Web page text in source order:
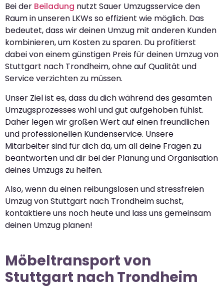
Bei der Beiladung nutzt Sauer Umzugsservice den
Raum in unseren LKWs so effizient wie möglich. Das
bedeutet, dass wir deinen Umzug mit anderen Kunden
kombinieren, um Kosten zu sparen. Du profitierst
dabei von einem günstigen Preis für deinen Umzug von
Stuttgart nach Trondheim, ohne auf Qualität und
Service verzichten zu müssen.
Unser Ziel ist es, dass du dich während des gesamten
Umzugsprozesses wohl und gut aufgehoben fühlst.
Daher legen wir großen Wert auf einen freundlichen
und professionellen Kundenservice. Unsere
Mitarbeiter sind für dich da, um all deine Fragen zu
beantworten und dir bei der Planung und Organisation
deines Umzugs zu helfen.
Also, wenn du einen reibungslosen und stressfreien
Umzug von Stuttgart nach Trondheim suchst,
kontaktiere uns noch heute und lass uns gemeinsam
deinen Umzug planen!
Möbeltransport von
Stuttgart nach Trondheim